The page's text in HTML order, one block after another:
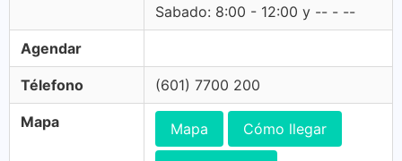
Sabado: 8:00 - 12:00 y -- - --
Agendar
Télefono (601) 7700 200
Mapa Mapa Cómo llegar